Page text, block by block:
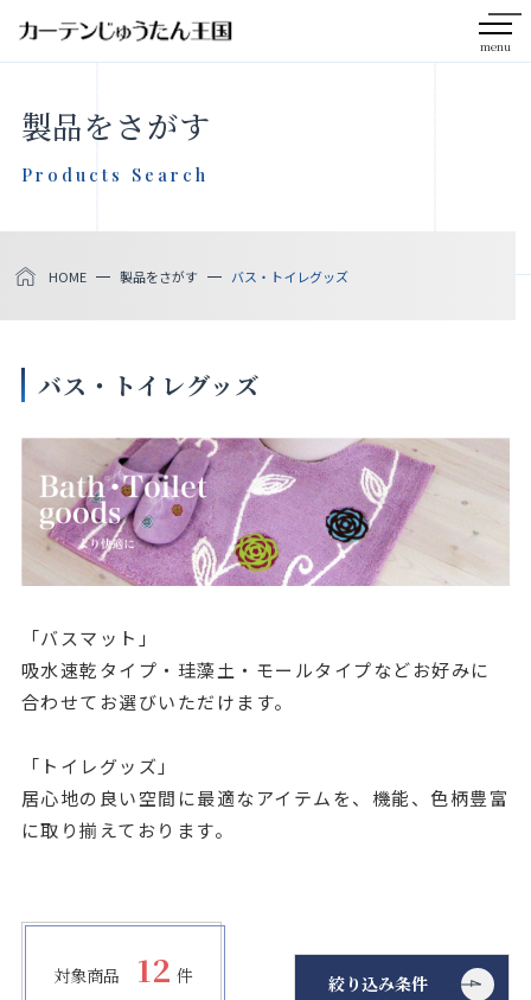
menu
会社案内
お知らせ
製品をさがす
店舗をさがす
私たちのこだわり
お客様の声
お役立ち情報
FAQ
お気に入りリスト
製品をさがす
Products Search
HOME 製品をさがす バス・トイレグッズ
バス・トイレグッズ
「バスマット」
吸水速乾タイプ・珪藻土・モールタイプなどお好みに
合わせてお選びいただけます。
「トイレグッズ」
居心地の良い空間に最適なアイテムを、機能、色柄豊富
に取り揃えております。
対象商品 12 件 絞り込み条件